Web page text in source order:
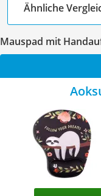
Ähnliche
Mauspad mit